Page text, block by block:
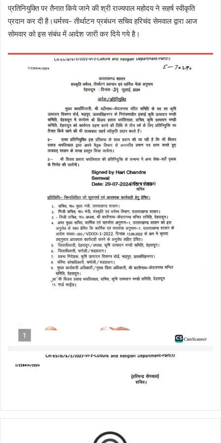
प्रतिनियुक्ति पर तैनात किये जाने की श्री राज्यपाल महोदय ने सहर्ष स्वीकृति
प्रदान कर दी है।धर्मस्व- तीर्थाटन प्रबंधन सचिव हरिचंद सेमवाल द्वारा आज
सोमवार को इस संबंध में आदेश जारी कर दिये गये है।